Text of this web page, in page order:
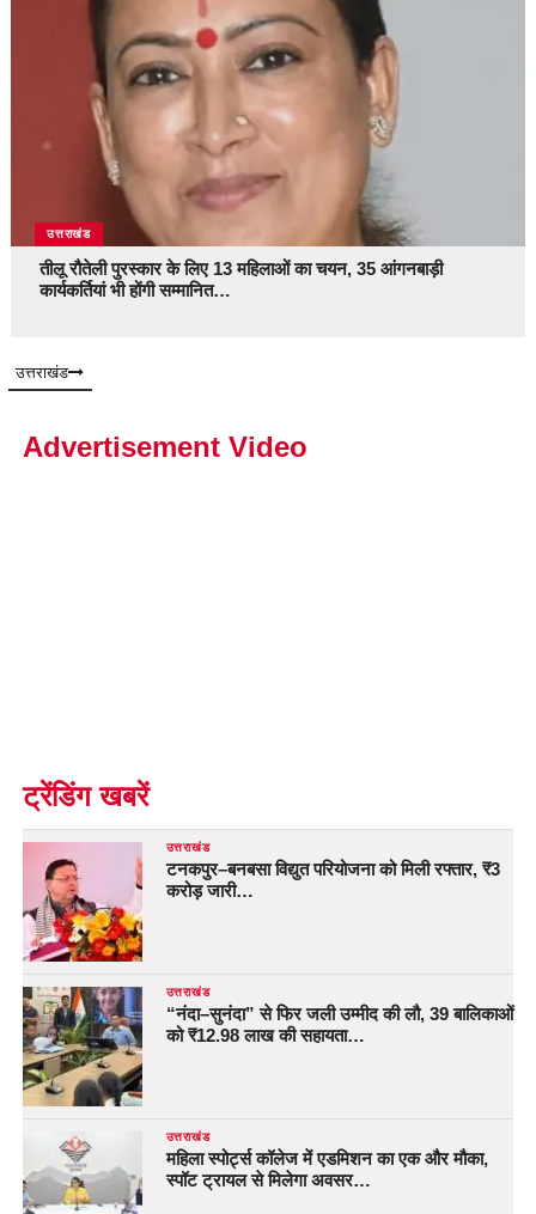
उत्तराखंड
तीलू रौतेली पुरस्कार के लिए 13 महिलाओं का चयन, 35 आंगनबाड़ी
कार्यकर्तियां भी होंगी सम्मानित…
उत्तराखंड
Advertisement Video
ट्रेंडिंग खबरें
उत्तराखंड
टनकपुर–बनबसा विद्युत परियोजना को मिली रफ्तार, ₹3
करोड़ जारी…
उत्तराखंड
“नंदा–सुनंदा” से फिर जली उम्मीद की लौ, 39 बालिकाओं
को ₹12.98 लाख की सहायता…
उत्तराखंड
महिला स्पोर्ट्स कॉलेज में एडमिशन का एक और मौका,
स्पॉट ट्रायल से मिलेगा अवसर…